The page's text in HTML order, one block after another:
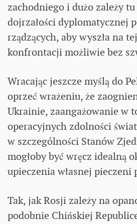
zachodniego i dużo zależy
dojrzałości dyplomatycznej
rządzących, aby wyszła na
konfrontacji możliwie bez
Wracając jeszcze myślą do
oprzeć wrażeniu, że
Ukrainie, zaangażowanie w
operacyjnych zdolności
w szczególności Stanów
mogłoby być wręcz idealną
upieczenia własnej
Tak, jak Rosji zależy na
podobnie Chińskiej